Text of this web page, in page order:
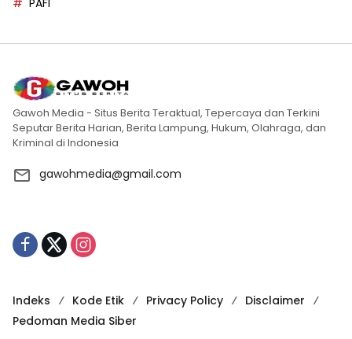
Gawoh Media - Situs Berita Teraktual, Tepercaya dan Terkini
Seputar Berita Harian, Berita Lampung, Hukum, Olahraga, dan
Kriminal di Indonesia
gawohmedia@gmail.com
Indeks Kode Etik Privacy Policy
Disclaimer
Pedoman Media Siber